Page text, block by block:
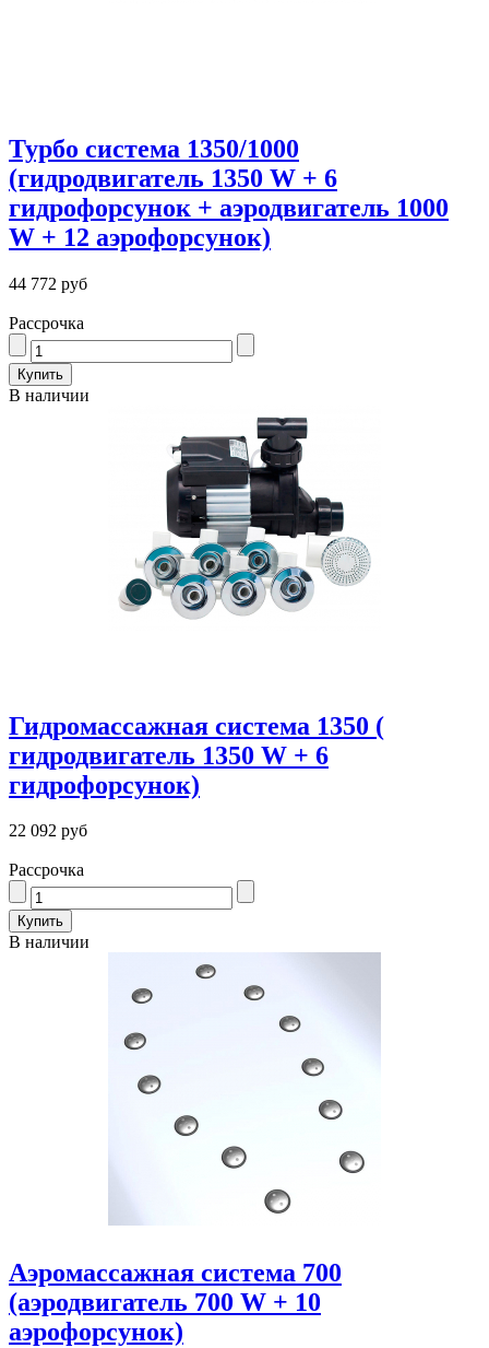
Турбо система 1350/1000
(гидродвигатель 1350 W + 6
гидрофорсунок + аэродвигатель 1000
W + 12 аэрофорсунок)
44 772 руб
Рассрочка
В наличии
Гидромассажная система 1350 (
гидродвигатель 1350 W + 6
гидрофорсунок)
22 092 руб
Рассрочка
В наличии
Аэромассажная система 700
(аэродвигатель 700 W + 10
аэрофорсунок)